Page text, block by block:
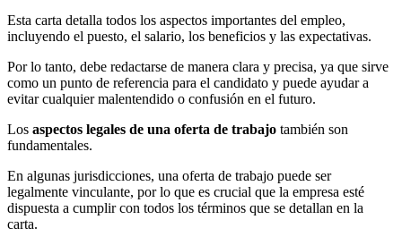
Esta carta detalla todos los aspectos importantes del empleo,
incluyendo el puesto, el salario, los beneficios y las expectativas.
Por lo tanto, debe redactarse de manera clara y precisa, ya que sirve
como un punto de referencia para el candidato y puede ayudar a
evitar cualquier malentendido o confusión en el futuro.
Los aspectos legales de una oferta de trabajo también son
fundamentales.
En algunas jurisdicciones, una oferta de trabajo puede ser
legalmente vinculante, por lo que es crucial que la empresa esté
dispuesta a cumplir con todos los términos que se detallan en la
carta.